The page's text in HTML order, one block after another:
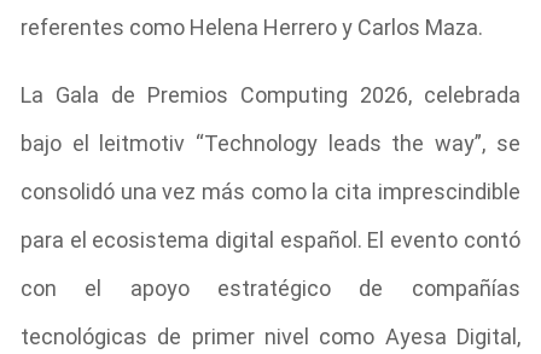
referentes como Helena Herrero y Carlos Maza.
La Gala de Premios Computing 2026, celebrada
bajo el leitmotiv “Technology leads the way”, se
consolidó una vez más como la cita imprescindible
para el ecosistema digital español. El evento contó
con el apoyo estratégico de compañías
tecnológicas de primer nivel como Ayesa Digital,